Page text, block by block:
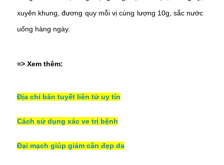
xuyên khung, đương quy mỗi vị cùng lượng 10g, sắc nước
uống hàng ngày.
=> Xem thêm:
Địa chỉ bán tuyết liên tử uy tín
Cách sử dụng xác ve trị bệnh
Đại mạch giúp giảm cân đẹp da